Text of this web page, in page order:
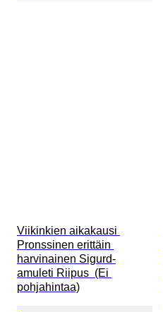
Viikinkien aikakausi
Pronssinen erittäin
harvinainen Sigurd-
amuleti Riipus  (Ei
pohjahintaa)